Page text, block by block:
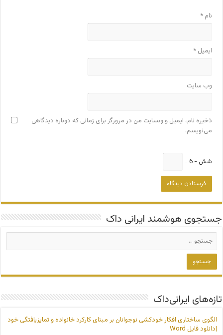
نام*
ایمیل*
وب‌ سایت
ذخیره نام، ایمیل و وبسایت من در مرورگر برای زمانی که دوباره دیدگاهی
می‌نویسم.
شش − 6 =
جستجوی هوشمند ایرانی داک
تازه‌های ایرانی‌داک
الگوی ساختاری افکار خودکشی نوجوانان بر مبنای کارکرد خانواده و تمایزیافتگی خود
|دانلود فایل Word